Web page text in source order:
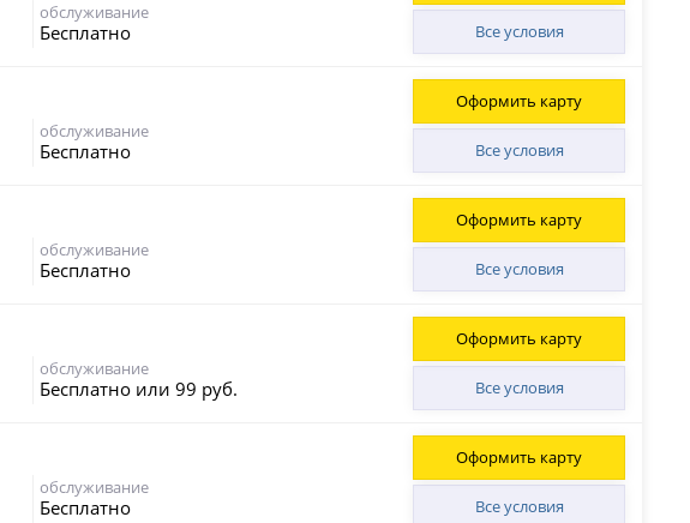
обслуживание
Бесплатно Все условия
обслуживание
Бесплатно Все условия
Оформить карту
обслуживание
Бесплатно Все условия
Оформить карту
обслуживание
Бесплатно или 99 руб. Все условия
Оформить карту
обслуживание
Бесплатно Все условия
Оформить карту